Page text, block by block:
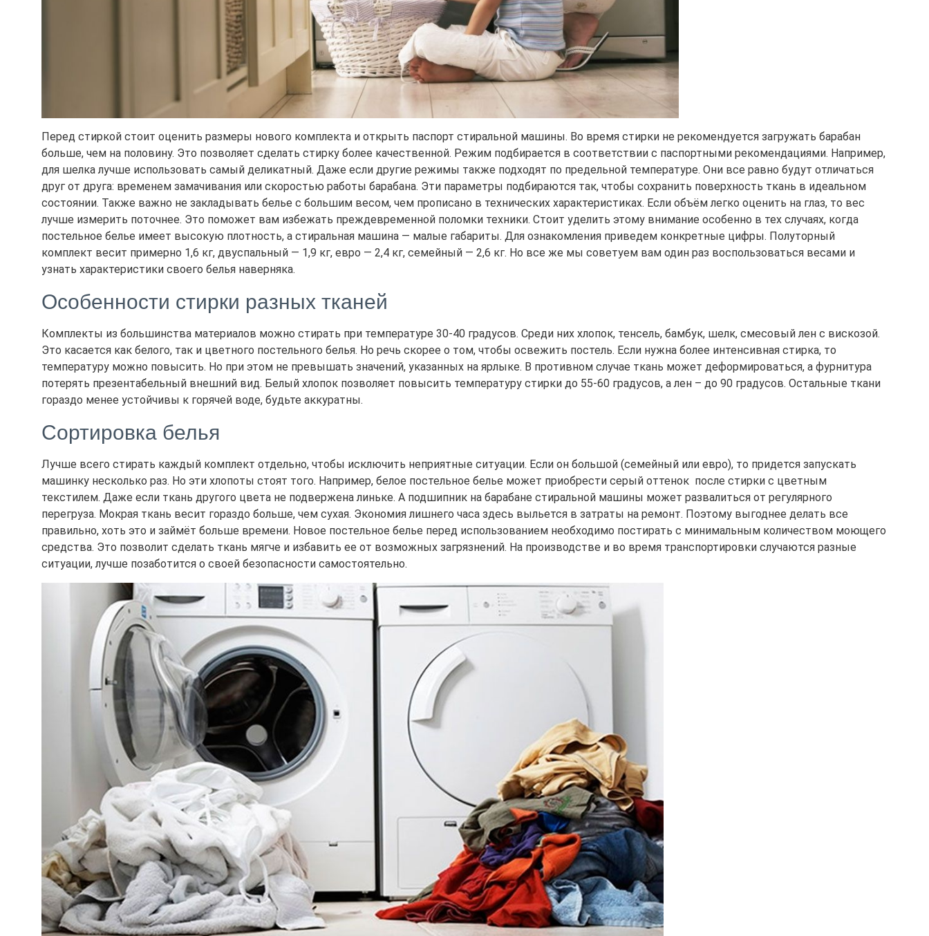
Перед стиркой стоит оценить размеры нового комплекта и открыть паспорт стиральной машины. Во время стирки не рекомендуется загружать барабан
больше, чем на половину. Это позволяет сделать стирку более качественной. Режим подбирается в соответствии с паспортными рекомендациями. Например,
для шелка лучше использовать самый деликатный. Даже если другие режимы также подходят по предельной температуре. Они все равно будут отличаться
друг от друга: временем замачивания или скоростью работы барабана. Эти параметры подбираются так, чтобы сохранить поверхность ткань в идеальном
состоянии. Также важно не закладывать белье с большим весом, чем прописано в технических характеристиках. Если объём легко оценить на глаз, то вес
лучше измерить поточнее. Это поможет вам избежать преждевременной поломки техники. Стоит уделить этому внимание особенно в тех случаях, когда
постельное белье имеет высокую плотность, а стиральная машина — малые габариты. Для ознакомления приведем конкретные цифры. Полуторный
комплект весит примерно 1,6 кг, двуспальный — 1,9 кг, евро — 2,4 кг, семейный — 2,6 кг. Но все же мы советуем вам один раз воспользоваться весами и
узнать характеристики своего белья наверняка.
Особенности стирки разных тканей
Комплекты из большинства материалов можно стирать при температуре 30-40 градусов. Среди них хлопок, тенсель, бамбук, шелк, смесовый лен с вискозой.
Это касается как белого, так и цветного постельного белья. Но речь скорее о том, чтобы освежить постель. Если нужна более интенсивная стирка, то
температуру можно повысить. Но при этом не превышать значений, указанных на ярлыке. В противном случае ткань может деформироваться, а фурнитура
потерять презентабельный внешний вид. Белый хлопок позволяет повысить температуру стирки до 55-60 градусов, а лен – до 90 градусов. Остальные ткани
гораздо менее устойчивы к горячей воде, будьте аккуратны.
Сортировка белья
Лучше всего стирать каждый комплект отдельно, чтобы исключить неприятные ситуации. Если он большой (семейный или евро), то придется запускать
машинку несколько раз. Но эти хлопоты стоят того. Например, белое постельное белье может приобрести серый оттенок после стирки с цветным
текстилем. Даже если ткань другого цвета не подвержена линьке. А подшипник на барабане стиральной машины может развалиться от регулярного
перегруза. Мокрая ткань весит гораздо больше, чем сухая. Экономия лишнего часа здесь выльется в затраты на ремонт. Поэтому выгоднее делать все
правильно, хоть это и займёт больше времени. Новое постельное белье перед использованием необходимо постирать с минимальным количеством моющего
средства. Это позволит сделать ткань мягче и избавить ее от возможных загрязнений. На производстве и во время транспортировки случаются разные
ситуации, лучше позаботится о своей безопасности самостоятельно.